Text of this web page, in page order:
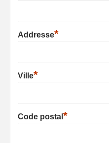
Addresse*
Ville*
Code postal *